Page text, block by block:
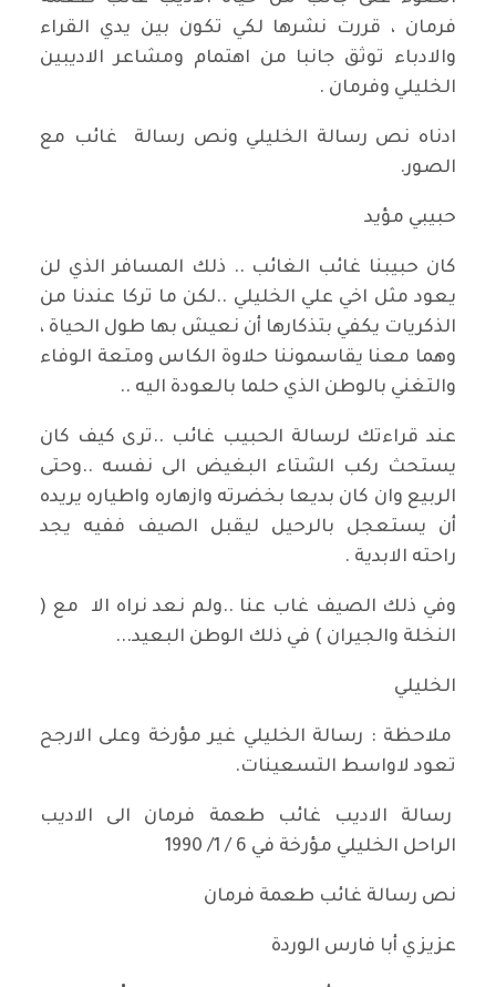
فرمان ، قررت نشرها لكي تكون بين يدي القراء
والادباء توثق جانبا من اهتمام ومشاعر الاديبين
الخليلي وفرمان .
ادناه نص رسالة الخليلي ونص رسالة غائب مع
الصور.
حبيبي مؤيد
كان حبيبنا غائب الغائب .. ذلك المسافر الذي لن
يعود مثل اخي علي الخليلي ..لكن ما تركا عندنا من
الذكريات يكفي بتذكارها أن نعيش بها طول الحياة ،
وهما معنا يقاسموننا حلاوة الكاس ومتعة الوفاء
والتغني بالوطن الذي حلما بالعودة اليه ..
عند قراءتك لرسالة الحبيب غائب ..ترى كيف كان
يستحث ركب الشتاء البغيض الى نفسه ..وحتى
الربيع وان كان بديعا بخضرته وازهاره واطياره يريده
أن يستعجل بالرحيل ليقبل الصيف ففيه يجد
راحته الابدية .
وفي ذلك الصيف غاب عنا ..ولم نعد نراه الا مع (
النخلة والجيران ) في ذلك الوطن البعيد...
الخليلي
ملاحظة : رسالة الخليلي غير مؤرخة وعلى الارجح
تعود لاواسط التسعينات.
رسالة الاديب غائب طعمة فرمان الى الاديب
الراحل الخليلي مؤرخة في 6 / 1/ 1990
نص رسالة غائب طعمة فرمان
عزيزي أبا فارس الوردة